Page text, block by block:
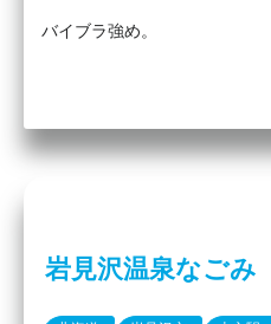
バイブラ強め。
岩見沢温泉なごみ